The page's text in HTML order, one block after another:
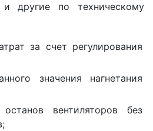
и другие по техническому
за счет регулирования
значения нагнетания
вентиляторов без